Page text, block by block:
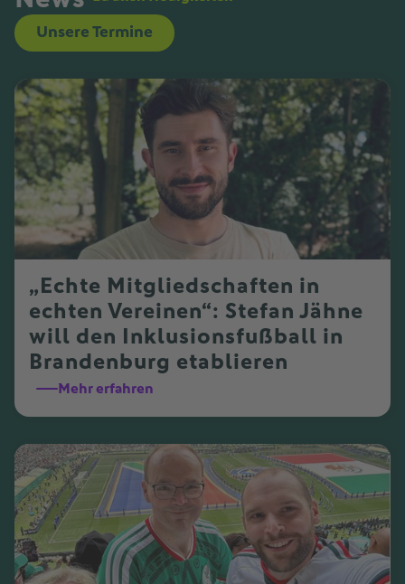
Unsere Termine
„Echte Mitgliedschaften in
echten Vereinen“: Stefan Jähne
will den Inklusionsfußball in
Brandenburg etablieren
Mehr erfahren